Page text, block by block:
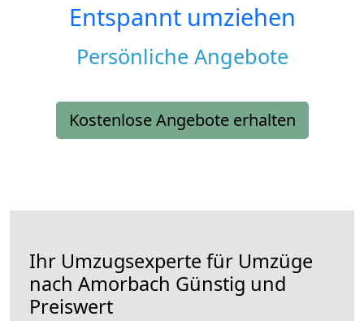
Entspannt umziehen
Persönliche Angebote
Kostenlose Angebote erhalten
Ihr Umzugsexperte für Umzüge
nach Amorbach Günstig und
Preiswert